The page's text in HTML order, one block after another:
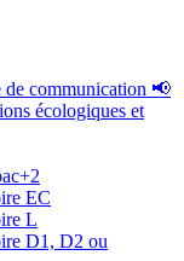
de communication 📢
écologiques et
EC
L
D1, D2 ou